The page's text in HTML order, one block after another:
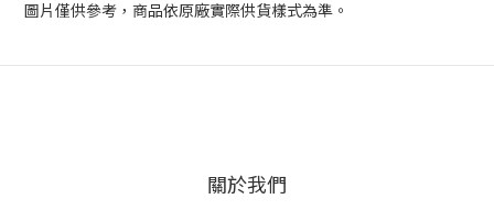
圖片僅供參考，商品依原廠實際供貨樣式為準。
關於我們